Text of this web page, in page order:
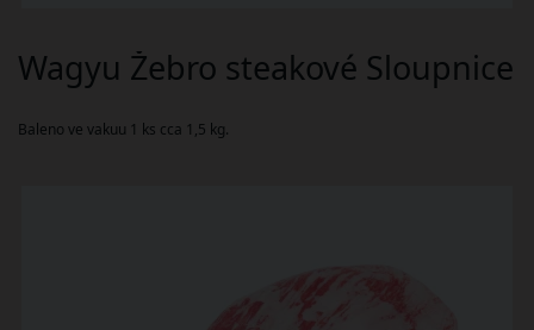
Baleno ve vakuu 1 ks cca 1,5 kg.
Wagyu Žebro steakové Sloupnice